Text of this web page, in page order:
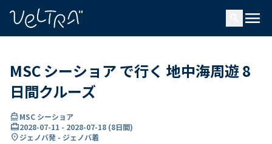
menu
MSC シーショア で行く 地中海周遊 8
日間クルーズ
directions_boatMSC シーショア
card_travel2028-07-11 - 2028-07-18 (8日間)
location_onジェノバ発 - ジェノバ着